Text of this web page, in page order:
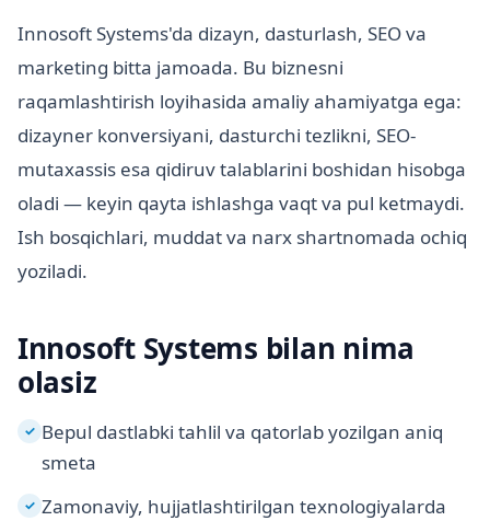
Innosoft Systems'da dizayn, dasturlash, SEO va
marketing bitta jamoada. Bu biznesni
raqamlashtirish loyihasida amaliy ahamiyatga ega:
dizayner konversiyani, dasturchi tezlikni, SEO-
mutaxassis esa qidiruv talablarini boshidan hisobga
oladi — keyin qayta ishlashga vaqt va pul ketmaydi.
Ish bosqichlari, muddat va narx shartnomada ochiq
yoziladi.
Innosoft Systems bilan nima
olasiz
✓ Bepul dastlabki tahlil va qatorlab yozilgan aniq
smeta
✓ Zamonaviy, hujjatlashtirilgan texnologiyalarda